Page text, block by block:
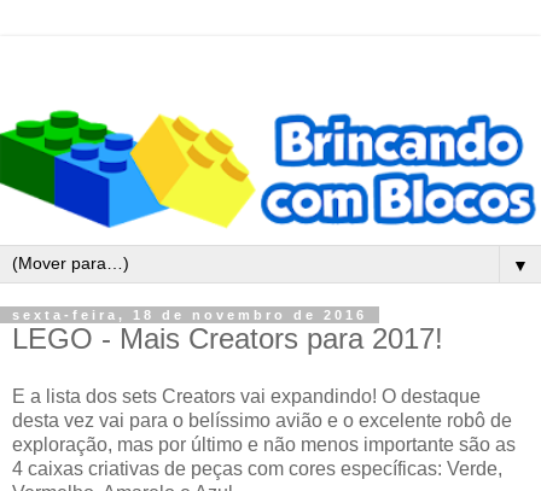
▼
sexta-feira, 18 de novembro de 2016
LEGO - Mais Creators para 2017!
E a lista dos sets Creators vai expandindo! O destaque
desta vez vai para o belíssimo avião e o excelente robô de
exploração, mas por último e não menos importante são as
4 caixas criativas de peças com cores específicas: Verde,